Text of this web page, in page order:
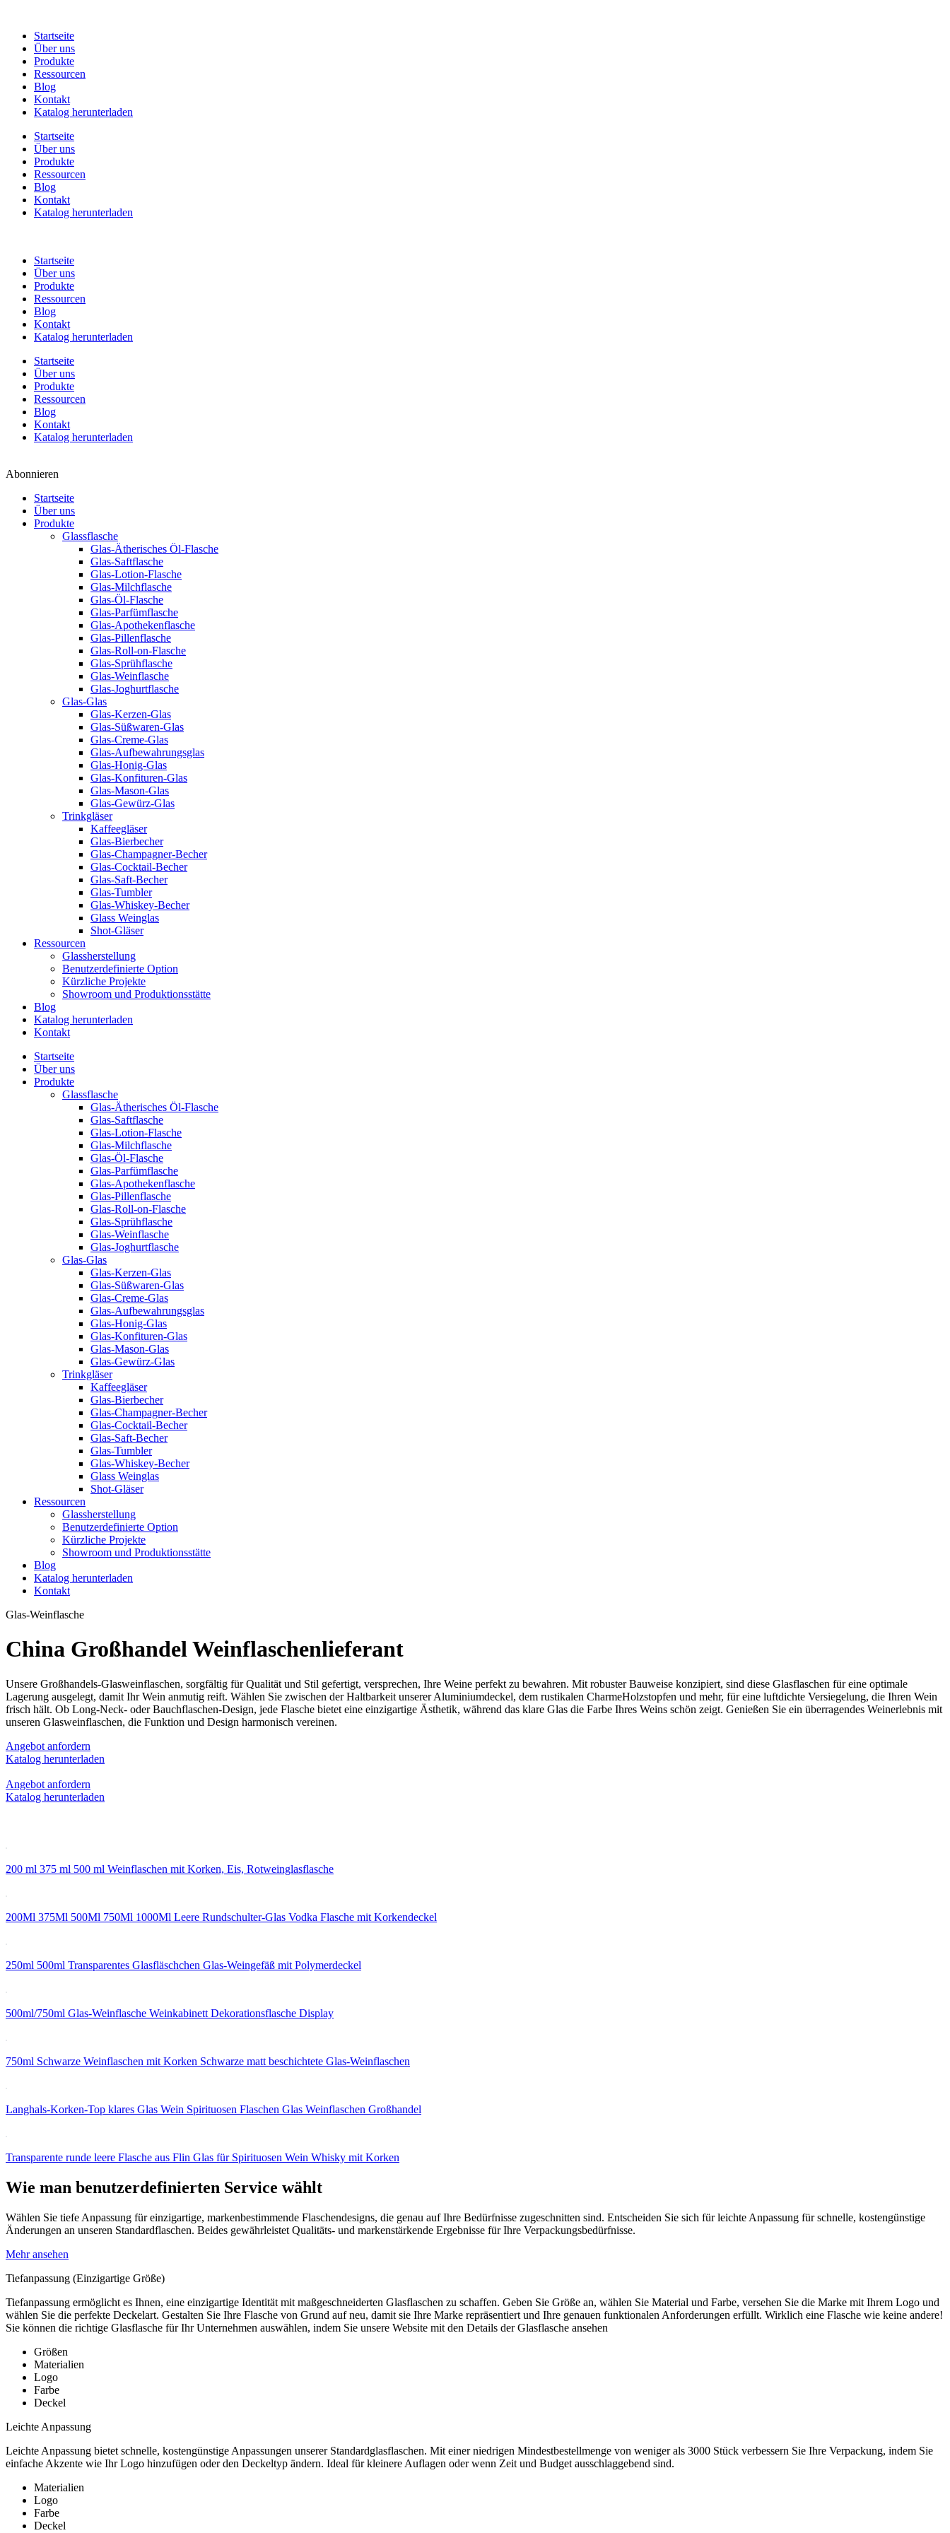
Startseite
Über uns
Produkte
Ressourcen
Blog
Kontakt
Katalog herunterladen
Startseite
Über uns
Produkte
Ressourcen
Blog
Kontakt
Katalog herunterladen
Startseite
Über uns
Produkte
Ressourcen
Blog
Kontakt
Katalog herunterladen
Startseite
Über uns
Produkte
Ressourcen
Blog
Kontakt
Katalog herunterladen
Abonnieren
Startseite
Über uns
Produkte
Glassflasche
Glas-Ätherisches Öl-Flasche
Glas-Saftflasche
Glas-Lotion-Flasche
Glas-Milchflasche
Glas-Öl-Flasche
Glas-Parfümflasche
Glas-Apothekenflasche
Glas-Pillenflasche
Glas-Roll-on-Flasche
Glas-Sprühflasche
Glas-Weinflasche
Glas-Joghurtflasche
Glas-Glas
Glas-Kerzen-Glas
Glas-Süßwaren-Glas
Glas-Creme-Glas
Glas-Aufbewahrungsglas
Glas-Honig-Glas
Glas-Konfituren-Glas
Glas-Mason-Glas
Glas-Gewürz-Glas
Trinkgläser
Kaffeegläser
Glas-Bierbecher
Glas-Champagner-Becher
Glas-Cocktail-Becher
Glas-Saft-Becher
Glas-Tumbler
Glas-Whiskey-Becher
Glass Weinglas
Shot-Gläser
Ressourcen
Glassherstellung
Benutzerdefinierte Option
Kürzliche Projekte
Showroom und Produktionsstätte
Blog
Katalog herunterladen
Kontakt
Startseite
Über uns
Produkte
Glassflasche
Glas-Ätherisches Öl-Flasche
Glas-Saftflasche
Glas-Lotion-Flasche
Glas-Milchflasche
Glas-Öl-Flasche
Glas-Parfümflasche
Glas-Apothekenflasche
Glas-Pillenflasche
Glas-Roll-on-Flasche
Glas-Sprühflasche
Glas-Weinflasche
Glas-Joghurtflasche
Glas-Glas
Glas-Kerzen-Glas
Glas-Süßwaren-Glas
Glas-Creme-Glas
Glas-Aufbewahrungsglas
Glas-Honig-Glas
Glas-Konfituren-Glas
Glas-Mason-Glas
Glas-Gewürz-Glas
Trinkgläser
Kaffeegläser
Glas-Bierbecher
Glas-Champagner-Becher
Glas-Cocktail-Becher
Glas-Saft-Becher
Glas-Tumbler
Glas-Whiskey-Becher
Glass Weinglas
Shot-Gläser
Ressourcen
Glassherstellung
Benutzerdefinierte Option
Kürzliche Projekte
Showroom und Produktionsstätte
Blog
Katalog herunterladen
Kontakt
Glas-Weinflasche
China Großhandel Weinflaschenlieferant
Unsere Großhandels-Glasweinflaschen, sorgfältig für Qualität und Stil gefertigt, versprechen, Ihre Weine perfekt zu bewahren. Mit robuster Bauweise konzipiert, sind diese Glasflaschen für eine optimale
Lagerung ausgelegt, damit Ihr Wein anmutig reift. Wählen Sie zwischen der Haltbarkeit unserer Aluminiumdeckel, dem rustikalen CharmeHolzstopfen und mehr, für eine luftdichte Versiegelung, die Ihren Wein
frisch hält. Ob Long-Neck- oder Bauchflaschen-Design, jede Flasche bietet eine einzigartige Ästhetik, während das klare Glas die Farbe Ihres Weins schön zeigt. Genießen Sie ein überragendes Weinerlebnis mit
unseren Glasweinflaschen, die Funktion und Design harmonisch vereinen.
Angebot anfordern
Katalog herunterladen
Angebot anfordern
Katalog herunterladen
200 ml 375 ml 500 ml Weinflaschen mit Korken, Eis, Rotweinglasflasche
200Ml 375Ml 500Ml 750Ml 1000Ml Leere Rundschulter-Glas Vodka Flasche mit Korkendeckel
250ml 500ml Transparentes Glasfläschchen Glas-Weingefäß mit Polymerdeckel
500ml/750ml Glas-Weinflasche Weinkabinett Dekorationsflasche Display
750ml Schwarze Weinflaschen mit Korken Schwarze matt beschichtete Glas-Weinflaschen
Langhals-Korken-Top klares Glas Wein Spirituosen Flaschen Glas Weinflaschen Großhandel
Transparente runde leere Flasche aus Flin Glas für Spirituosen Wein Whisky mit Korken
Wie man benutzerdefinierten Service wählt
Wählen Sie tiefe Anpassung für einzigartige, markenbestimmende Flaschendesigns, die genau auf Ihre Bedürfnisse zugeschnitten sind. Entscheiden Sie sich für leichte Anpassung für schnelle, kostengünstige
Änderungen an unseren Standardflaschen. Beides gewährleistet Qualitäts- und markenstärkende Ergebnisse für Ihre Verpackungsbedürfnisse.
Mehr ansehen
Tiefanpassung (Einzigartige Größe)
Tiefanpassung ermöglicht es Ihnen, eine einzigartige Identität mit maßgeschneiderten Glasflaschen zu schaffen. Geben Sie Größe an, wählen Sie Material und Farbe, versehen Sie die Marke mit Ihrem Logo und
wählen Sie die perfekte Deckelart. Gestalten Sie Ihre Flasche von Grund auf neu, damit sie Ihre Marke repräsentiert und Ihre genauen funktionalen Anforderungen erfüllt. Wirklich eine Flasche wie keine andere!
Sie können die richtige Glasflasche für Ihr Unternehmen auswählen, indem Sie unsere Website mit den Details der Glasflasche ansehen
Größen
Materialien
Logo
Farbe
Deckel
Leichte Anpassung
Leichte Anpassung bietet schnelle, kostengünstige Anpassungen unserer Standardglasflaschen. Mit einer niedrigen Mindestbestellmenge von weniger als 3000 Stück verbessern Sie Ihre Verpackung, indem Sie
einfache Akzente wie Ihr Logo hinzufügen oder den Deckeltyp ändern. Ideal für kleinere Auflagen oder wenn Zeit und Budget ausschlaggebend sind.
Materialien
Logo
Farbe
Deckel